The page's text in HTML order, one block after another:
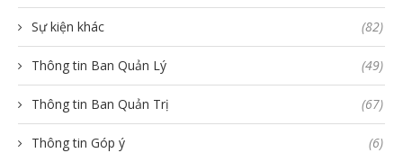
Sự kiện khác (82)
Thông tin Ban Quản Lý (49)
Thông tin Ban Quản Trị (67)
Thông tin Góp ý (6)